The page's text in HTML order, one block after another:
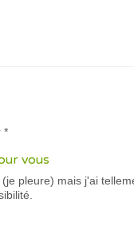
*
vous
pleure) mais j'ai